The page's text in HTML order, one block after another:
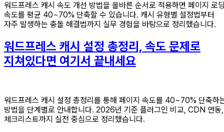
워드프레스 캐시 속도 개선 방법을 올바른 순서로 적용하면 페이지 로
속도를 평균 40~70% 단축할 수 있습니다. 캐시 유형별 설정법부터
자주 발생하는 충돌 해결법까지 실무 경험을 바탕으로 정리했습니다.
워드프레스 캐시 설정 총정리, 속도 문제로
지쳐있다면 여기서 끝내세요
워드프레스 캐시 설정 총정리를 통해 페이지 속도를 40~70% 단축하
방법을 단계별로 안내합니다. 2026년 기준 플러그인 비교, CDN 연동,
체크리스트까지 실전 중심으로 정리했습니다.